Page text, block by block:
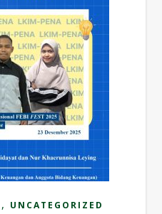
, UNCATEGORIZED